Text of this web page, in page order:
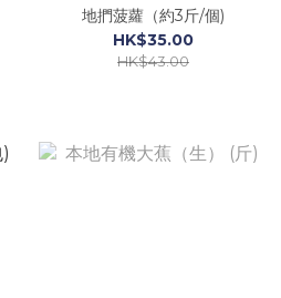
地捫菠蘿（約3斤/個)
HK$35.00
HK$43.00